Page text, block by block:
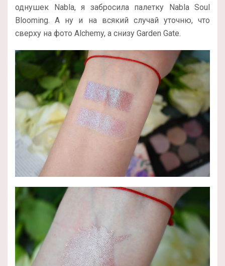
однушек Nabla, я забросила палетку Nabla Soul
Blooming. А ну и на всякий случай уточню, что
сверху на фото Alchemy, а снизу Garden Gate.